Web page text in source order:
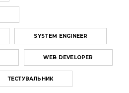
SYSTEM ENGINEER
WEB DEVELOPER
ТЕСТУВАЛЬНИК